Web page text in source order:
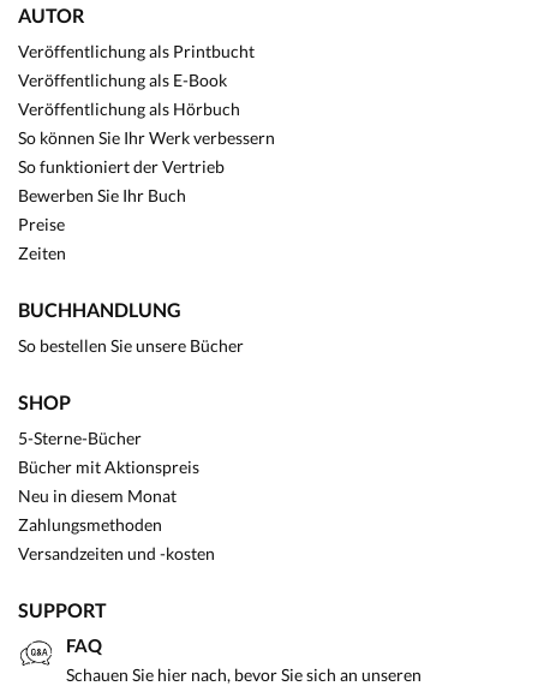
AUTOR
Veröffentlichung als Printbucht
Veröffentlichung als E-Book
Veröffentlichung als Hörbuch
So können Sie Ihr Werk verbessern
So funktioniert der Vertrieb
Bewerben Sie Ihr Buch
Preise
Zeiten
BUCHHANDLUNG
So bestellen Sie unsere Bücher
SHOP
5-Sterne-Bücher
Bücher mit Aktionspreis
Neu in diesem Monat
Zahlungsmethoden
Versandzeiten und -kosten
SUPPORT
FAQ
Schauen Sie hier nach, bevor Sie sich an unseren